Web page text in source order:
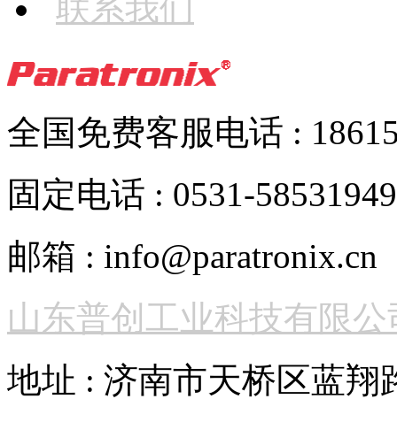
联系我们
全国免费客服电话 :
固定电话 : 0531-58531949
邮箱 : info@paratronix.cn
山东普创工业科技有限公
地址 : 济南市天桥区蓝翔